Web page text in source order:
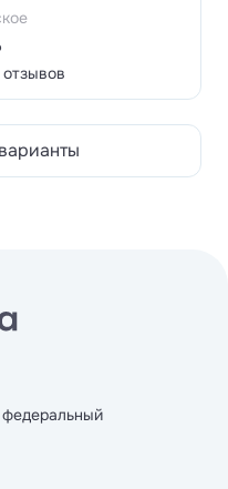
отзывов